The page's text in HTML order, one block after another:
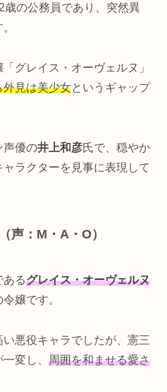
歳の公務員であり、突然異
グレイス・オーヴェルヌ」
外見は美少女というギャップ
声優の井上和彦氏で、穏やか
ラクターを見事に表現して
声：M・A・O）
あるグレイス・オーヴェルヌ
嬢です。
悪役キャラでしたが、憲三
変し、 周囲を和ませる愛さ